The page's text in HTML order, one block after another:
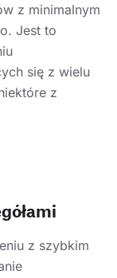
z minimalnym
Jest to
się z wielu
z
z szybkim